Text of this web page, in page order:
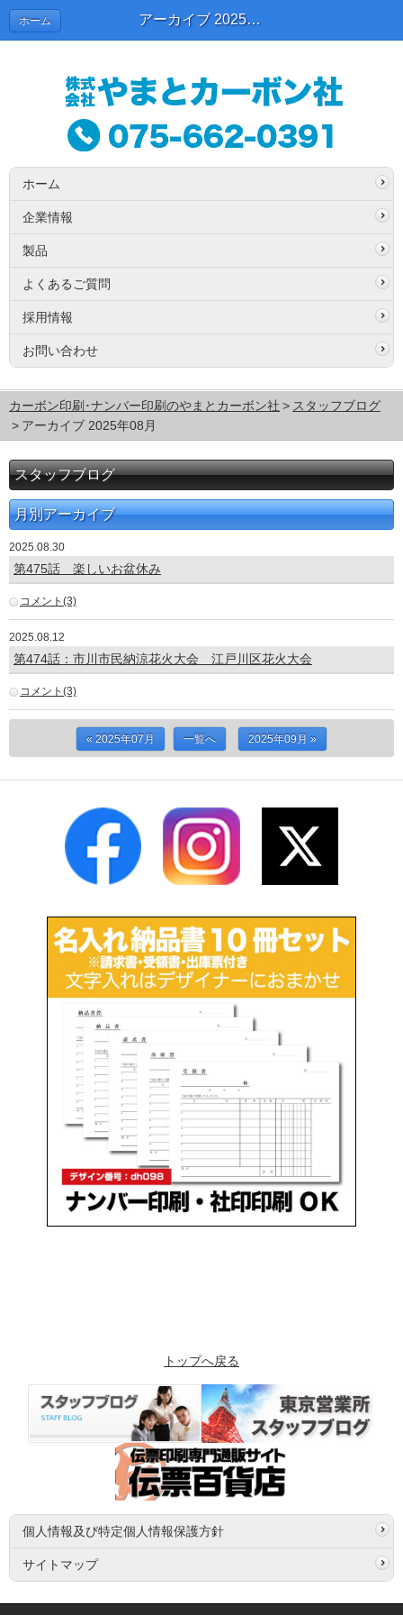
アーカイブ 2025年08月 | スタッフブログ
ホーム
ホーム
企業情報
製品
よくあるご質問
採用情報
お問い合わせ
カーボン印刷･ナンバー印刷のやまとカーボン社
スタッフブログ
アーカイブ 2025年08月
スタッフブログ
月別アーカイブ
2025.08.30
第475話 楽しいお盆休み
コメント(3)
2025.08.12
第474話：市川市民納涼花火大会 江戸川区花火大会
コメント(3)
« 2025年07月 一覧へ 2025年09月 »
トップへ戻る
個人情報及び特定個人情報保護方針
サイトマップ